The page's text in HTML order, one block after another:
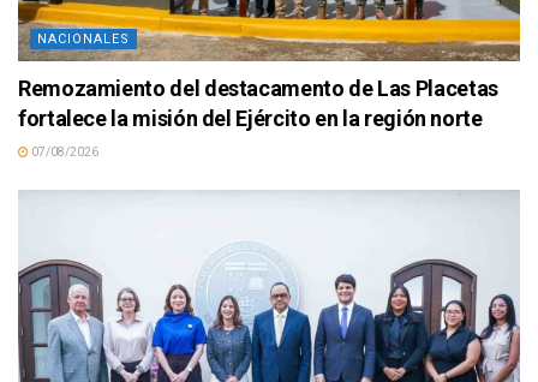
NACIONALES
Remozamiento del destacamento de Las Placetas
fortalece la misión del Ejército en la región norte
07/08/2026